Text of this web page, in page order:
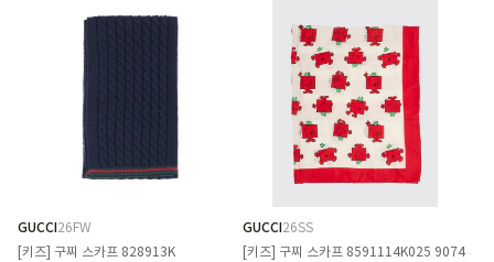
GUCCI26FW
[키즈] 구찌 스카프 828913K
GUCCI26SS
[키즈] 구찌 스카프 8591114K025 9074